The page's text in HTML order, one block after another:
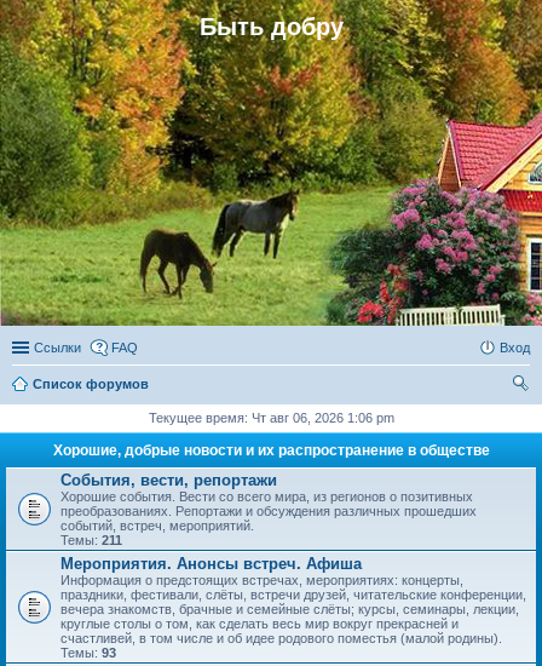
Быть добру
Ссылки FAQ Вход
Список форумов
Текущее время: Чт авг 06, 2026 1:06 pm
Хорошие, добрые новости и их распространение в обществе
События, вести, репортажи
Хорошие события. Вести со всего мира, из регионов о позитивных
преобразованиях. Репортажи и обсуждения различных прошедших
событий, встреч, мероприятий.
Темы: 211
Мероприятия. Анонсы встреч. Афиша
Информация о предстоящих встречах, мероприятиях: концерты,
праздники, фестивали, слёты, встречи друзей, читательские конференции,
вечера знакомств, брачные и семейные слёты; курсы, семинары, лекции,
круглые столы о том, как сделать весь мир вокруг прекрасней и
счастливей, в том числе и об идее родового поместья (малой родины).
Темы: 93